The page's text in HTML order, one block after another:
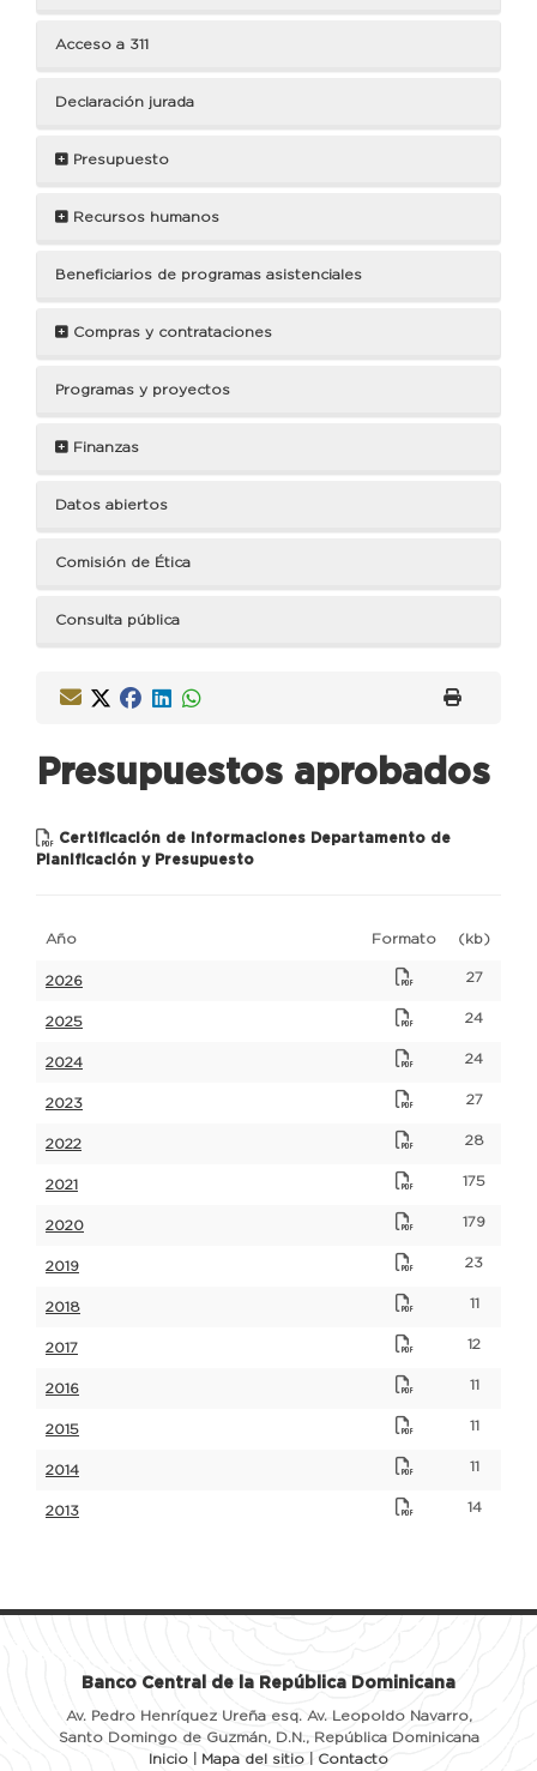
Acceso a 311
Declaración jurada
Presupuesto
Recursos humanos
Beneficiarios de programas asistenciales
Compras y contrataciones
Programas y proyectos
Finanzas
Datos abiertos
Comisión de Ética
Consulta pública
Presupuestos aprobados
Certificación de informaciones Departamento de
Planificación y Presupuesto
Año Formato (kb)
2026 27
2025 24
2024 24
2023 27
2022 28
2021 175
2020 179
2019 23
2018 11
2017 12
2016 11
2015 11
2014 11
2013 14
Banco Central de la República Dominicana
Av. Pedro Henríquez Ureña esq. Av. Leopoldo Navarro,
Santo Domingo de Guzmán, D.N., República Dominicana
Inicio
Mapa del sitio Contacto